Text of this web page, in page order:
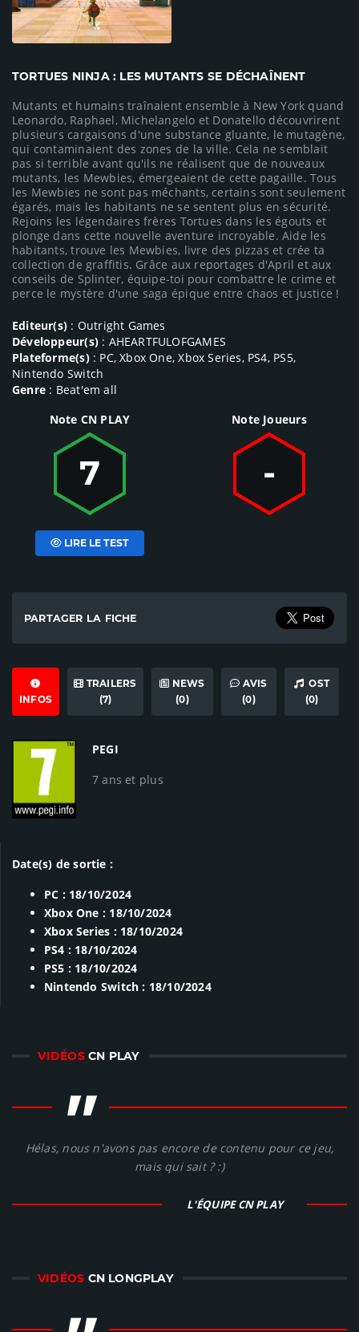
TORTUES NINJA : LES MUTANTS SE DÉCHAÎNENT
Mutants et humains traînaient ensemble à New York quand
Leonardo, Raphael, Michelangelo et Donatello découvrirent
plusieurs cargaisons d'une substance gluante, le mutagène,
qui contaminaient des zones de la ville. Cela ne semblait
pas si terrible avant qu'ils ne réalisent que de nouveaux
mutants, les Mewbies, émergeaient de cette pagaille. Tous
les Mewbies ne sont pas méchants, certains sont seulement
égarés, mais les habitants ne se sentent plus en sécurité.
Rejoins les légendaires frères Tortues dans les égouts et
plonge dans cette nouvelle aventure incroyable. Aide les
habitants, trouve les Mewbies, livre des pizzas et crée ta
collection de graffitis. Grâce aux reportages d'April et aux
conseils de Splinter, équipe-toi pour combattre le crime et
perce le mystère d'une saga épique entre chaos et justice !
Editeur(s) : Outright Games
Développeur(s): AHEARTFULOFGAMES
Plateforme(s): PC, Xbox One, Xbox Series, PS4, PS5,
Nintendo Switch
Genre : Beat'em all
Note CN PLAY
7
LIRE LE TEST
Note Joueurs
-
PARTAGER LA FICHE
INFOS
TRAILERS
(7)
NEWS
(0)
AVIS
(0)
OST
(0)
PEGI
7 ans et plus
Date(s) de sortie :
PC : 18/10/2024
Xbox One : 18/10/2024
Xbox Series : 18/10/2024
PS4 : 18/10/2024
PS5 : 18/10/2024
Nintendo Switch : 18/10/2024
VIDÉOSCN PLAY
"
Hélas, nous n'avons pas encore de contenu pour ce jeu,
mais qui sait ? :)
L'ÉQUIPE CN PLAY
VIDÉOS CN LONGPLAY